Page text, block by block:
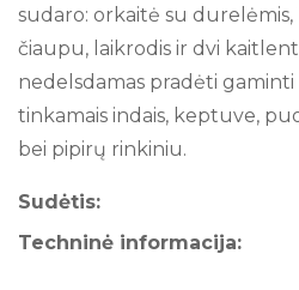
sudaro: orkaitė su
čiaupu, laikrodis ir dvi
nedelsdamas pradėti
tinkamais indais, keptuve,
bei pipirų rinkiniu.
Sudėtis:
Techninė informacija: